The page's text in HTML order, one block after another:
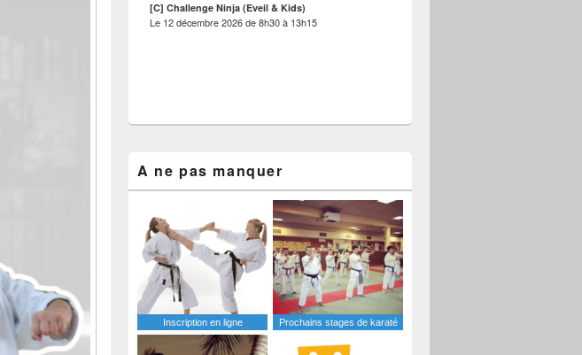
[C] Challenge Ninja (Eveil & Kids)
Le 12 décembre 2026de8h30à 13h15
A ne pas manquer
Inscription en ligne Prochains stages de karaté